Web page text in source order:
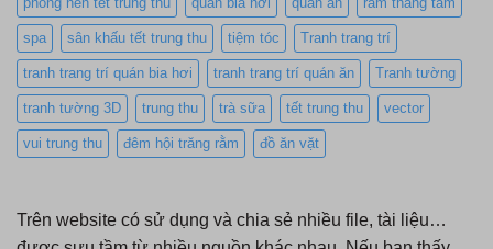
spa sân khấu tết trung thu tiệm tóc Tranh trang trí
tranh trang trí quán bia hơi tranh trang trí quán ăn Tranh tường
tranh tường 3D trung thu trà sữa tết trung thu vector
vui trung thu đêm hội trăng rằm đồ ăn vặt
Trên website có sử dụng và chia sẻ nhiều file, tài liệu…